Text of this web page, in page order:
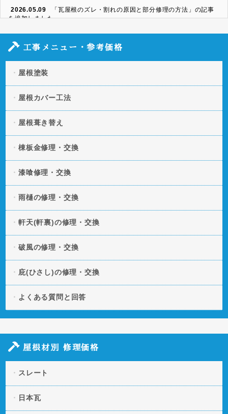
2026.05.09
「瓦屋根のズレ・割れの原因と部分修理の方法」の記事
を追加しました。
2026.04.06
「スレート屋根の割れ・欠けを放置するとどうなる？修
理方法と費用」の記事を追加しました。
2026.03.11
策」の記事を追加しました。
2026.01.20
「屋根の断熱・遮熱性を向上させる方法とは？」の記事
を追加しました。
「屋根の色褪せの原因とは？美観と機能性を守る塗装タ
イミング」の記事を追加しました。
工事メニュー・参考価格
屋根塗装
屋根カバー工法
屋根葺き替え
棟板金修理・交換
漆喰修理・交換
雨樋の修理・交換
軒天(軒裏)の修理・交換
破風の修理・交換
庇(ひさし)の修理・交換
よくある質問と回答
屋根材別 修理価格
スレート
日本瓦